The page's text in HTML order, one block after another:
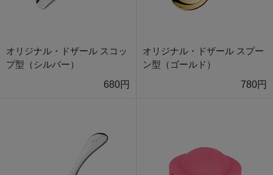
オリジナル・ドザール スコッ
プ型（シルバー）
680円
オリジナル・ドザール スプー
ン型（ゴールド）
780円